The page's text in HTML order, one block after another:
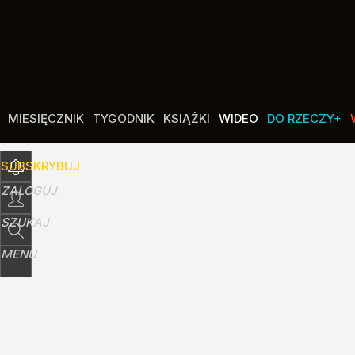
MIESIĘCZNIK TYGODNIK KSIĄŻKI WIDEO DO RZECZY+
SUBSKRYBUJ
ZALOGUJ
SZUKAJ
MENU